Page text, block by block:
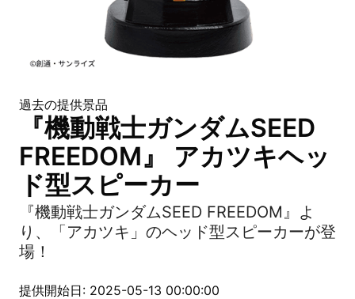
過去の提供景品
『機動戦士ガンダムSEED
FREEDOM』 アカツキヘッ
ド型スピーカー
『機動戦士ガンダムSEED FREEDOM』よ
り、「アカツキ」のヘッド型スピーカーが登
場！
提供開始日: 2025-05-13 00:00:00